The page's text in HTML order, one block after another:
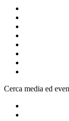
Cerca media ed